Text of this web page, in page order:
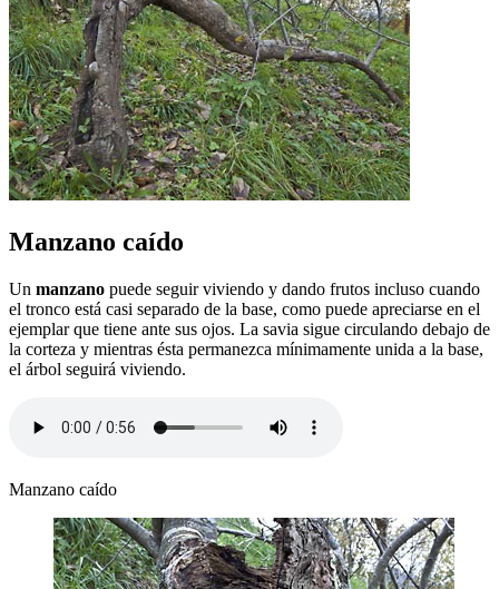
Manzano caído
Un manzano puede seguir viviendo y dando frutos incluso cuando
el tronco está casi separado de la base, como puede apreciarse en el
ejemplar que tiene ante sus ojos. La savia sigue circulando debajo de
la corteza y mientras ésta permanezca mínimamente unida a la base,
el árbol seguirá viviendo.
Manzano caído